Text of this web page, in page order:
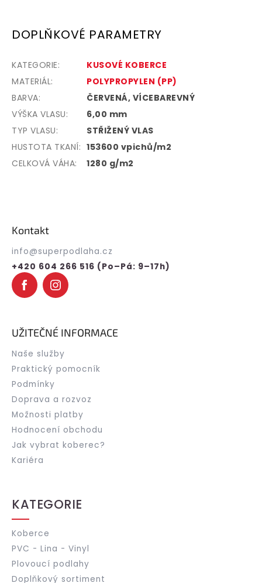
DOPLŇKOVÉ PARAMETRY
KATEGORIE:
KUSOVÉ KOBERCE
MATERIÁL:
POLYPROPYLEN (PP)
BARVA:
ČERVENÁ, VÍCEBAREVNÝ
VÝŠKA VLASU:
6,00 mm
TYP VLASU:
STŘIŽENÝ VLAS
HUSTOTA TKANÍ: 153600 vpichů/m2
CELKOVÁ VÁHA: 1280 g/m2
Kontakt
info@superpodlaha.cz
+420 604 266 516 (Po–Pá: 9–17h)
UŽITEČNÉ INFORMACE
Naše služby
Praktický pomocník
Podmínky
Doprava a rozvoz
Možnosti platby
Hodnocení obchodu
Jak vybrat koberec?
Kariéra
KATEGORIE
Koberce
PVC - Lina - Vinyl
Plovoucí podlahy
Doplňkový sortiment